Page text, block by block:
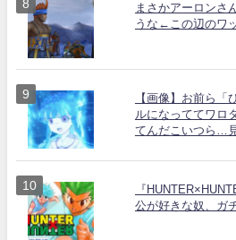
まさかアーロンさ
うな←この辺のワ
【画像】お前ら「
ルになっててワロ
てんだこいつら…
『
公が好きな奴、ガ